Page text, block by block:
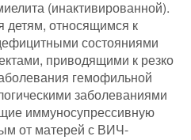
(инактивированной).
детям, относящимся к
состояниями
приводящими к резко
гемофильной
заболеваниями
иммуносупрессивную
от матерей с ВИЧ-